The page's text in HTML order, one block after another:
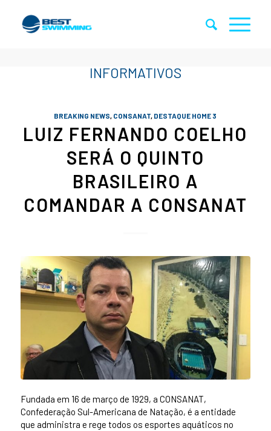
BREAKING NEWS, CONSANAT, DESTAQUE HOME 3
LUIZ FERNANDO COELHO
SERÁ O QUINTO
BRASILEIRO A
COMANDAR A CONSANAT
Fundada em 16 de março de 1929, a CONSANAT,
Confederação Sul-Americana de Natação, é a entidade
que administra e rege todos os esportes aquáticos no